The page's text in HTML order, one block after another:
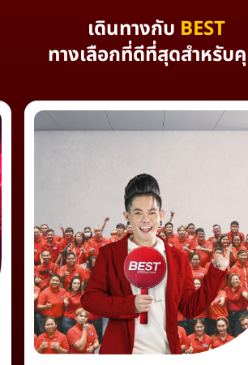
เดินทางกับ BEST
ทางเลือกที่ดีที่สุดสำหรับ